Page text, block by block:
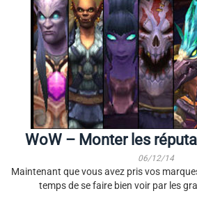
WoW – Monter les
06/12/14
Maintenant que vous avez pris vos
temps de se faire bien voir par les